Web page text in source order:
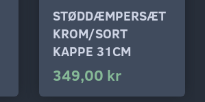
STØDDÆMPERSÆT
KROM/SORT
KAPPE 31CM
349,00 kr